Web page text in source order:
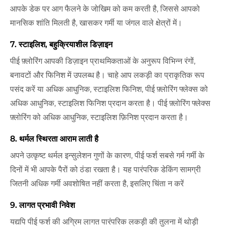
आपके डेक पर आग फैलने के जोखिम को कम करती है, जिससे आपको
मानसिक शांति मिलती है, खासकर गर्मी या जंगल वाले क्षेत्रों में।
7. स्टाइलिश, बहुक्रियाशील डिज़ाइन
पीई फ़्लोरिंग आपकी डिज़ाइन प्राथमिकताओं के अनुरूप विभिन्न रंगों,
बनावटों और फिनिश में उपलब्ध है। चाहे आप लकड़ी का प्राकृतिक रूप
पसंद करें या अधिक आधुनिक, स्टाइलिश फिनिश, पीई फ़्लोरिंग फ्लेक्स को
अधिक आधुनिक, स्टाइलिश फिनिश प्रदान करता है। पीई फ़्लोरिंग फ्लेक्स
फ़्लोरिंग को अधिक आधुनिक, स्टाइलिश फ़िनिश प्रदान करता है।
8. थर्मल स्थिरता आराम लाती है
अपने उत्कृष्ट थर्मल इन्सुलेशन गुणों के कारण, पीई फर्श सबसे गर्म गर्मी के
दिनों में भी आपके पैरों को ठंडा रखता है। यह पारंपरिक डेकिंग सामग्री
जितनी अधिक गर्मी अवशोषित नहीं करता है, इसलिए चिंता न करें
9. लागत प्रभावी निवेश
यद्यपि पीई फर्श की अग्रिम लागत पारंपरिक लकड़ी की तुलना में थोड़ी